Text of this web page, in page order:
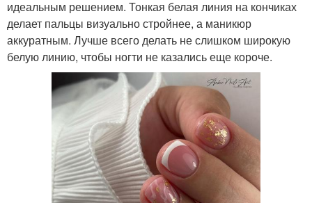
идеальным решением. Тонкая белая линия на кончиках
делает пальцы визуально стройнее, а маникюр
аккуратным. Лучше всего делать не слишком широкую
белую линию, чтобы ногти не казались еще короче.